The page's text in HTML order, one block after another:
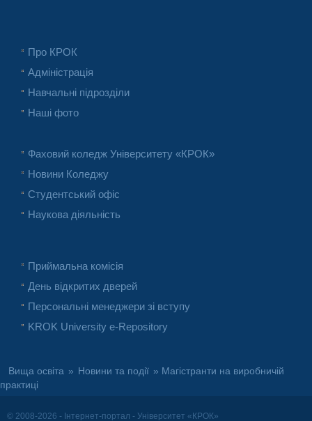
Про КРОК
Адміністрація
Навчальні підрозділи
Наші фото
Фаховий коледж Університету «КРОК»
Новини Коледжу
Студентський офіс
Наукова діяльність
Приймальна комісія
День відкритих дверей
Персональні менеджери зі вступу
KROK University e-Repository
Вища освіта » Новини та події » Магістранти на виробничій
практиці
© 2008-2026 - Інтернет-портал - Університет «КРОК»